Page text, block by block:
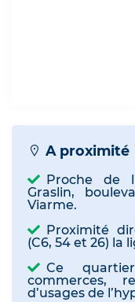
A proximité
Proche de
Graslin,
Viarme.
Proximité
(C6, 54 et 26) la
Ce
commerces,
d’usages de